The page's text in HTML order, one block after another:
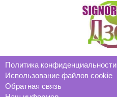
Политика конфиденциальности
Использование файлов cookie
Обратная связь